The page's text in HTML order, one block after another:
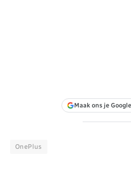
Maak ons je
OnePlus